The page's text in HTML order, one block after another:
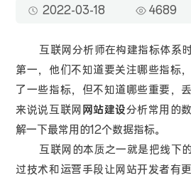
2022-03-18 4689
互联网分析师在构建指标体系时
第一，他们不知道要关注哪些指标
了一些指标，但不知道哪些重要，
来说说互联网 网站建设分析常用的
解一下最常用的12个数据指标。
互联网的本质之一就是把线下的
过技术和运营手段让网站开发者有